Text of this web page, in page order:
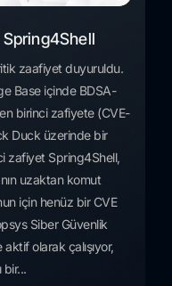
zaafiyet duyuruldu.
Base içinde BDSA-
birinci zafiyete (CVE-
Duck üzerinde bir
zafiyet Spring4Shell,
uzaktan komut
için henüz bir CVE
Siber Güvenlik
olarak çalışıyor,
bir...